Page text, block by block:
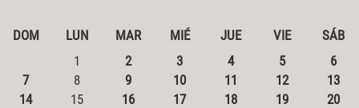
DOM LUN MAR MIÉ JUE VIE
SÁB
1
2 3 4 5
6
7
8 9 10 11 12
13
14
15 16 17 18 19
20